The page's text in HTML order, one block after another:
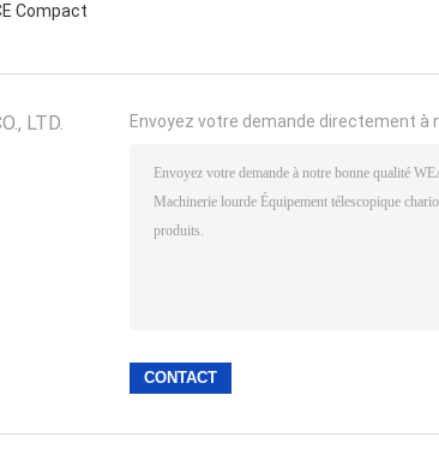
Compact
LTD. Envoyez votre demande directement à